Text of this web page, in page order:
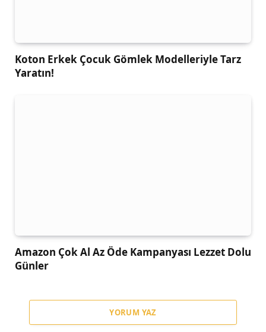
Koton Erkek Çocuk Gömlek Modelleriyle Tarz
Yaratın!
Amazon Çok Al Az Öde Kampanyası Lezzet Dolu
Günler
YORUM YAZ